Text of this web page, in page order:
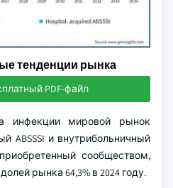
тенденции рынка
PDF-файл
инфекции мировой рынок
ABSSSI и внутрибольничный
приобретенный сообществом,
рынка 64,3% в 2024 году.